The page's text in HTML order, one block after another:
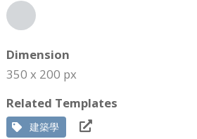
Dimension
350 x 200 px
Related Templates
建築學